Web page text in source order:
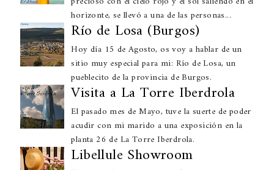
horizonte, se llevó a una de las personas...
Río de Losa (Burgos)
Hoy día 15 de Agosto, os voy a hablar de un
sitio muy especial para mi: Río de Losa, un
pueblecito de la provincia de Burgos.
Visita a La Torre Iberdrola
El pasado mes de Mayo, tuve la suerte de poder
acudir con mi marido a una exposición en la
planta 26 de La Torre Iberdrola.
Libellule Showroom